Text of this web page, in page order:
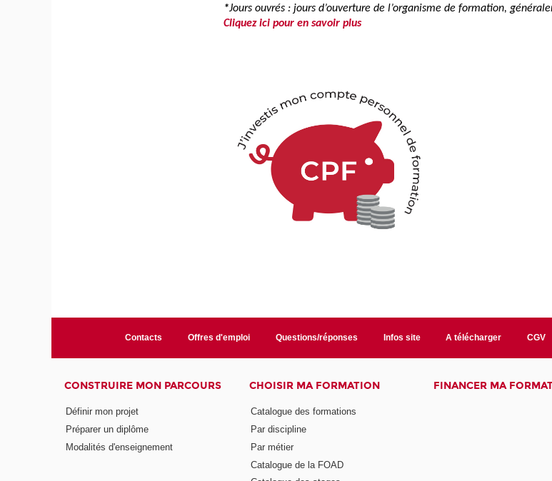
*Jours ouvrés : jours d’ouverture de l’organisme de formation,
Cliquez ici pour en savoir plus
Contacts Offres d'emploi Questions/réponses Infos site A télécharger CGV
CONSTRUIRE MON PARCOURS
Définir mon projet
Préparer un diplôme
Modalités d'enseignement
CHOISIR MA FORMATION
Catalogue des formations
Par discipline
Par métier
Catalogue de la FOAD
FINANCER MA